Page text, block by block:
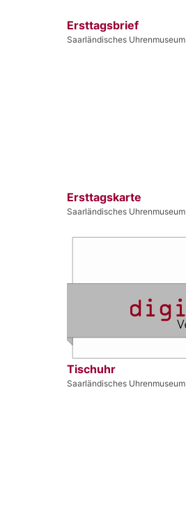
Ersttagsbrief
Saarländisches Uhrenmuseum
Ersttagskarte
Saarländisches Uhrenmuseum
Tischuhr
Saarländisches Uhrenmuseum